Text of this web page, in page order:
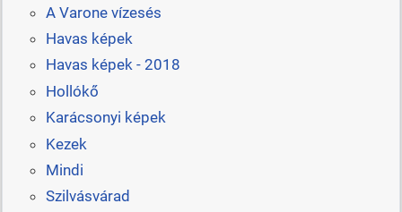
A Varone vízesés
Havas képek
Havas képek - 2018
Hollókő
Karácsonyi képek
Kezek
Mindi
Szilvásvárad